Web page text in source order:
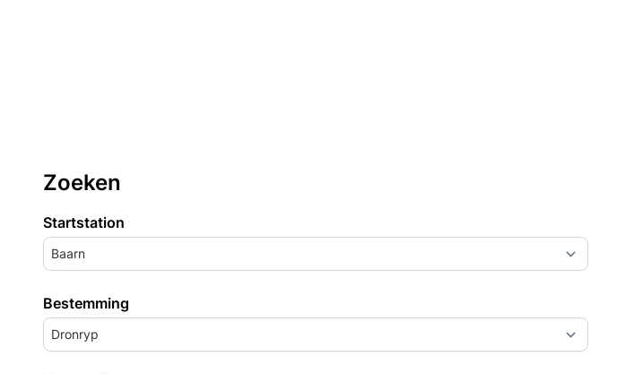
Zoeken
Startstation
Baarn
Bestemming
Dronryp